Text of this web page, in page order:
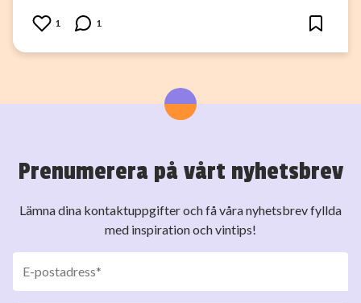
1 1
Prenumerera på vårt nyhetsbrev
Lämna dina kontaktuppgifter och få våra nyhetsbrev fyllda
med inspiration och vintips!